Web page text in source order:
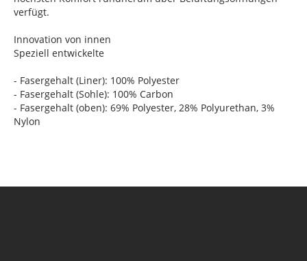
verfügt.
Innovation von innen
Speziell entwickelte
- Fasergehalt (Liner): 100% Polyester
- Fasergehalt (Sohle): 100% Carbon
- Fasergehalt (oben): 69% Polyester, 28% Polyurethan, 3%
Nylon